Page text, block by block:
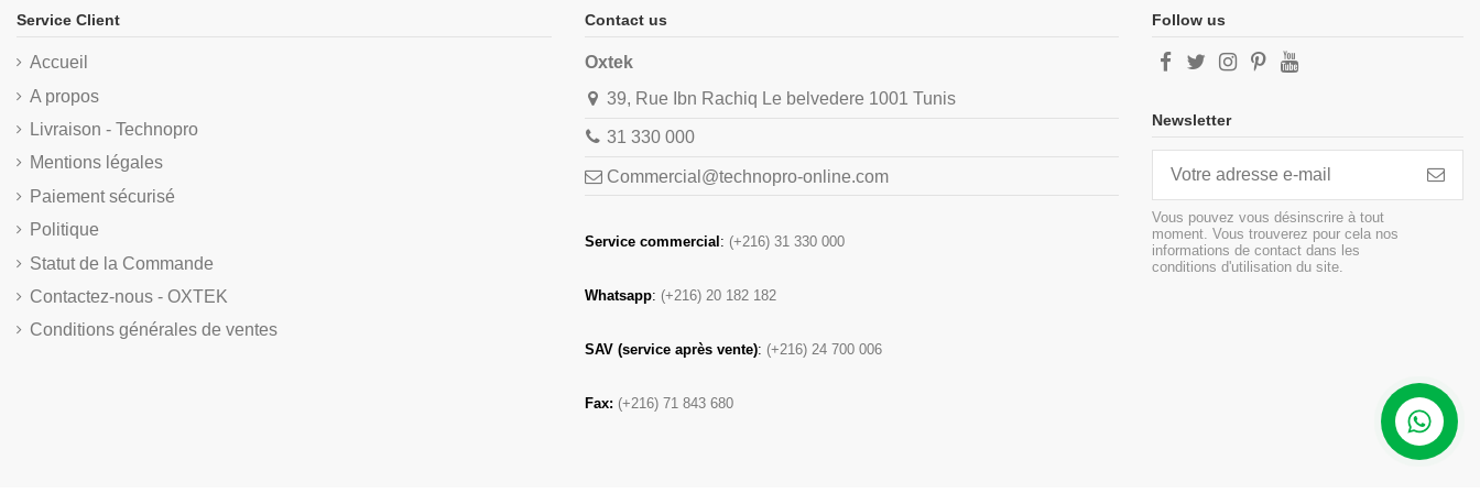
Service Client
Accueil
A propos
Livraison - Technopro
Mentions légales
Paiement sécurisé
Politique
Statut de la Commande
Contactez-nous - OXTEK
Conditions générales de ventes
Contact us
Oxtek
39, Rue Ibn Rachiq Le belvedere 1001 Tunis
31 330 000
Commercial@technopro-online.com
Service commercial : (+216) 31 330 000
Whatsapp: (+216) 20 182 182
SAV (service après vente): (+216) 24 700 006
Fax: (+216) 71 843 680
Follow us
Newsletter
Vous pouvez vous désinscrire à tout
moment. Vous trouverez pour cela nos
informations de contact dans les
conditions d'utilisation du site.